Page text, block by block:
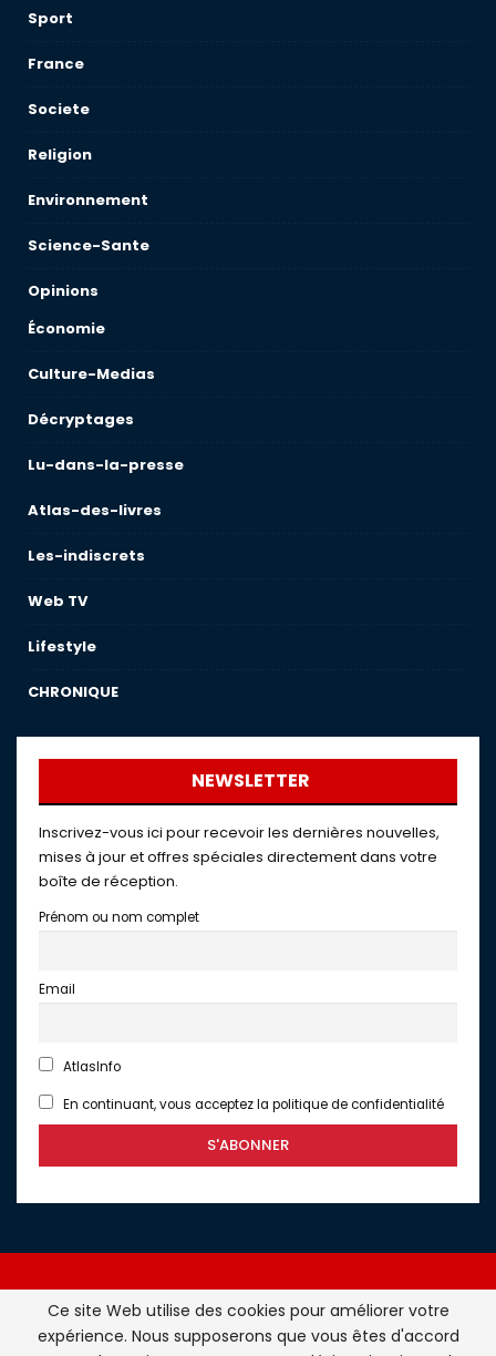
Sport
France
Societe
Religion
Environnement
Science-Sante
Opinions
Économie
Culture-Medias
Décryptages
Lu-dans-la-presse
Atlas-des-livres
Les-indiscrets
Web TV
Lifestyle
CHRONIQUE
NEWSLETTER
Inscrivez-vous ici pour recevoir les dernières nouvelles,
mises à jour et offres spéciales directement dans votre
boîte de réception.
Prénom ou nom complet
Email
AtlasInfo
En continuant, vous acceptez la politique de confidentialité
Atlasinfo.fr : l'essentiel de l'actualité de la France et du
Ce site Web utilise des cookies pour améliorer votre
expérience. Nous supposerons que vous êtes d'accord